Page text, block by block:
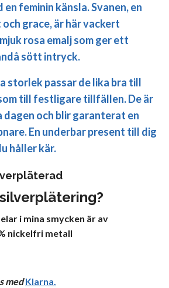
feminin känsla. Svanen, en
grace, är här vackert
rosa emalj som ger ett
sött intryck.
storlek passar de lika bra till
till festligare tillfällen. De är
och blir garanterat en
En underbar present till dig
håller kär.
i mina smycken är av
nickelfri metall
med Klarna.